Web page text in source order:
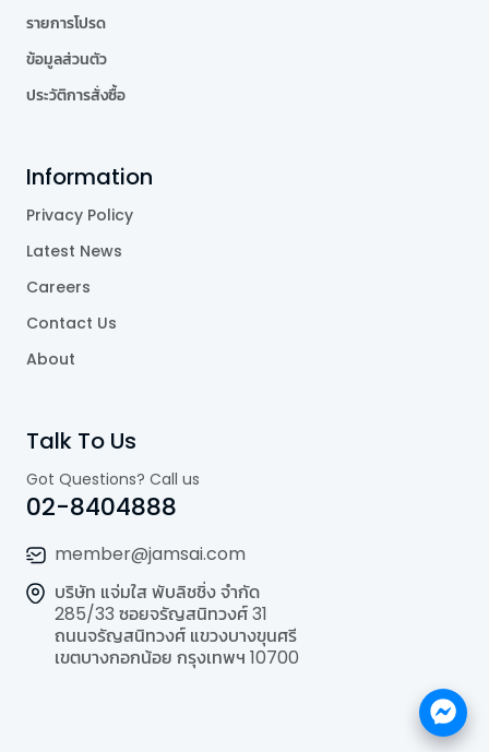
รายการโปรด
ข้อมูลส่วนตัว
ประวัติการสั่งซื้อ
Information
Privacy Policy
Latest News
Careers
Contact Us
About
Talk To Us
Got Questions? Call us
02-8404888
member@jamsai.com
บริษัท แจ่มใส พับลิชชิ่ง จำกัด
285/33 ซอยจรัญสนิทวงศ์ 31
ถนนจรัญสนิทวงศ์ แขวงบางขุนศรี
เขตบางกอกน้อย กรุงเทพฯ 10700